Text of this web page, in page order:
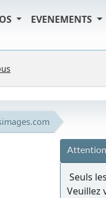
EVENEMENTS
Seuls
Veuillez